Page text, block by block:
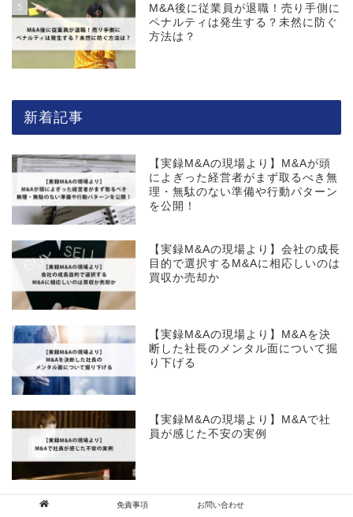
5
M&A後に従業員が退職！売り手側に
ペナルティは発生する？未然に防ぐ
方法は？
新着記事
【実録M&Aの現場より】M&Aが頭
によぎった経営者がまず取るべき無
理・無駄のない準備や行動パターン
を公開！
【実録M&Aの現場より】会社の成長
目的で選択するM&Aに相応しいのは
買収か売却か
【実録M&Aの現場より】M&Aを決
断した社長のメンタル面について掘
り下げる
【実録M&Aの現場より】M&Aで社
員が感じた不安の実例
【実録M&Aの現場より】会社を売却
免責事項 お問い合わせ